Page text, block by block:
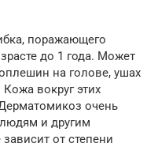
поражающего
до 1 года. Может
на голове, ушах
вокруг этих
очень
и другим
от степени